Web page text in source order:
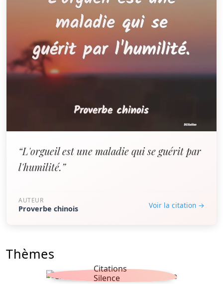
“L'orgueil est une maladie qui se guérit par
l'humilité.”
AUTEUR
Proverbe chinois Voir la citation →
Thèmes
Citations
Silence